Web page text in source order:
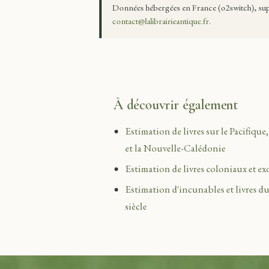
Données hébergées en France (o2switch),
contact@lalibrairieantique.fr.
À découvrir également
Estimation de livres sur le
et la Nouvelle-Calédonie
Estimation de livres coloniaux et
Estimation d'incunables et livres
siècle